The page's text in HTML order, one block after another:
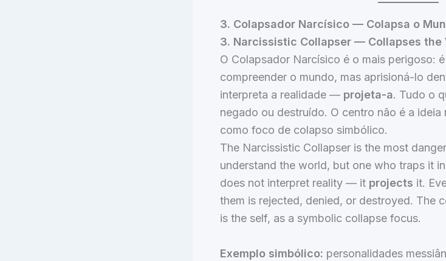
3. Colapsador Narcísico — Colapsa o
3. Narcissistic Collapser — Collapses the
O Colapsador Narcísico é o mais perigoso:
compreender o mundo, mas aprisioná-lo
interpreta a realidade — projeta-a. Tudo o
negado ou destruído. O centro não é a
como foco de colapso simbólico.
The Narcissistic Collapser is the most
understand the world, but one who traps it
does not interpret reality — it projects it.
them is rejected, denied, or destroyed. The
is the self, as a symbolic collapse focus.
Exemplo simbólico: personalidades